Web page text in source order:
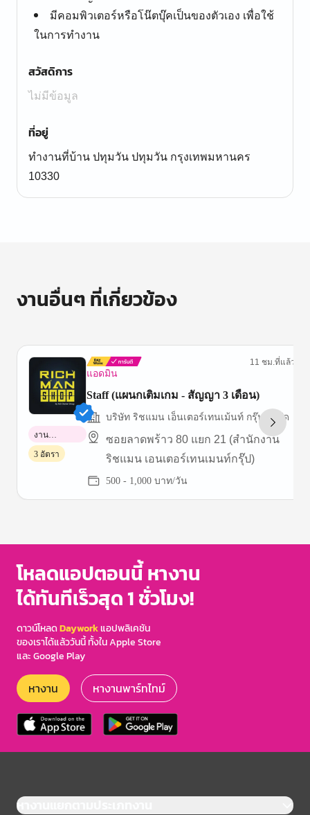
มีคอมพิวเตอร์หรือโน๊ตบุ๊คเป็นของตัวเอง เพื่อใช้
ในการทำงาน
สวัสดิการ
ไม่มีข้อมูล
ที่อยู่
ทำงานที่บ้าน ปทุมวัน ปทุมวัน กรุงเทพมหานคร
10330
งานอื่นๆ ที่เกี่ยวข้อง
แอดมิน
11 ชม.ที่แล้ว
Staff (แผนกเติมเกม - สัญญา 3 เดือน)
บริษัท ริชแมน เอ็นเตอร์เทนเม้นท์ กรุ๊ป จำกัด
ซอยลาดพร้าว 80 แยก 21 (สำนักงาน
ริชแมน เอนเตอร์เทนเมนท์กรุ๊ป)
500 - 1,000 บาท/วัน
งาน
พาร์ทไทม์
3 อัตรา
of
โหลดแอปตอนนี้ หางาน
ได้ทันทีเร็วสุด 1 ชั่วโมง!
ดาวน์โหลดDayworkแอปพลิเคชัน
ของเราได้แล้ววันนี้ ทั้งใน Apple Store
และ Google Play
หางาน หางานพาร์ทไทม์
หางานแยกตามประเภทงาน